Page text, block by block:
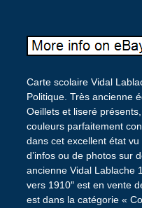
Carte scolaire Vidal
Politique. Très ancienne
Oeillets et liseré
couleurs parfaitement
dans cet excellent état
d’infos ou de photos sur
ancienne Vidal Lablache
vers 1910″ est en vente
est dans la catégorie «